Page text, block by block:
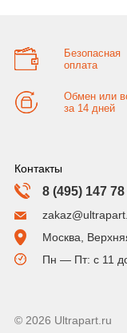
Безопасная
оплата
Обмен или
за 14 дней
Контакты
8 (495) 147 78
Москва,
Пн — Пт: с 11
© 2026 Ultrapart.ru